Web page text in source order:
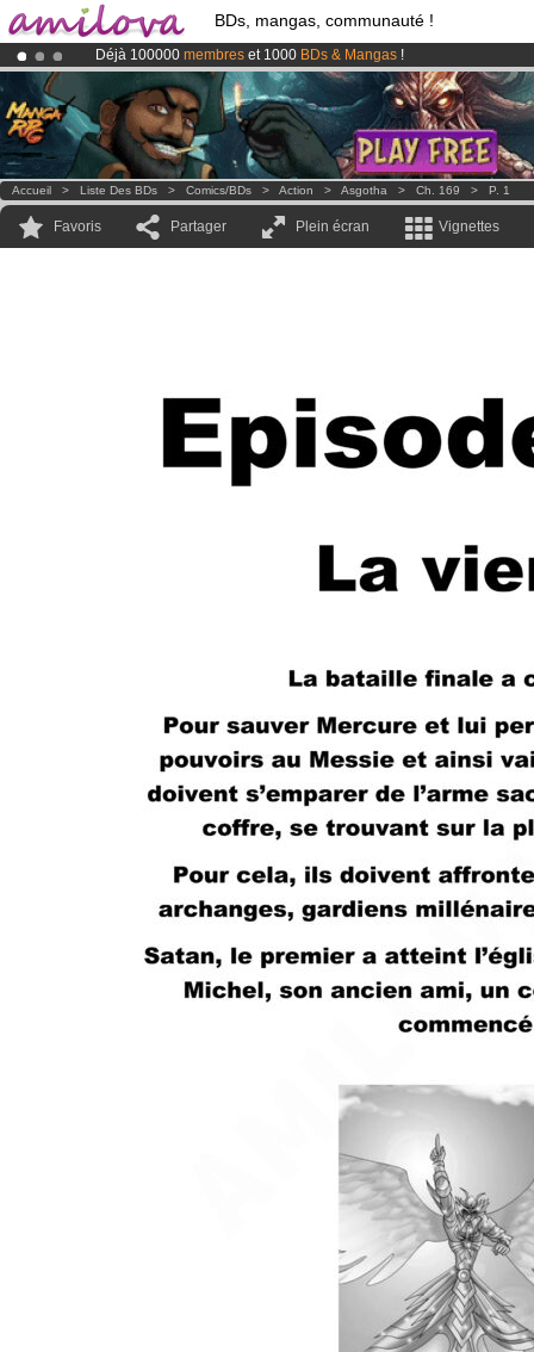
BDs, mangas, communauté !
Déjà 100000 membres et 1000 BDs & Mangas !
LeKickstarter Amilova est désormais lancé!.
Abonnement premium: à partir de
3.95 eurospar mois !Clique ici
Accueil > Liste Des BDs > Comics/BDs > Action > Asgotha > Ch. 169 > P. 1
Favoris Partager Plein écran Vignettes